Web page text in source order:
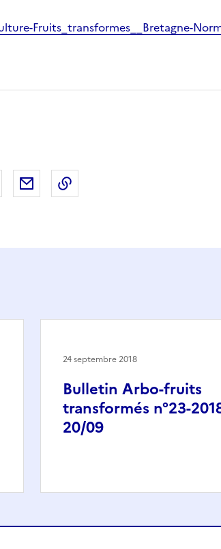
Fruits_transformes__Bretagne-
sur X (anciennement Twitter)
Partager sur LinkedIn
Partager par email
Bulletin Arbo-fruits
transformés n°23-
20/09
24 septembre 2018